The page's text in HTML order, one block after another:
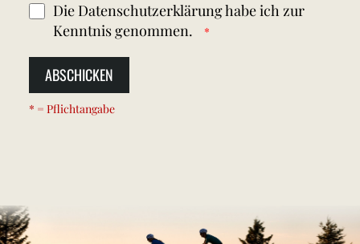
Die Datenschutzerklärunghabe ich zur
Kenntnis genommen.
ABSCHICKEN
* = Pflichtangabe